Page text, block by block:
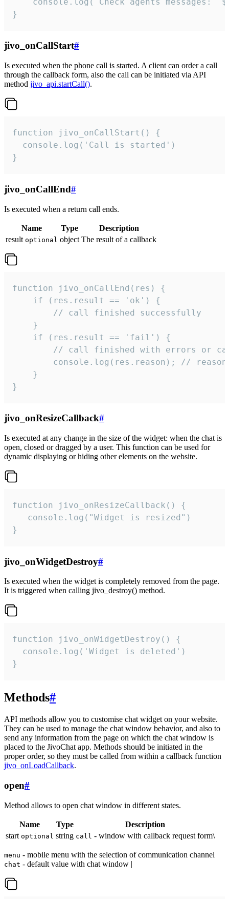
}
jivo_onCallStart#
Is executed when the phone call is started. A client can order a call
through the callback form, also the call can be initiated via API
method jivo_api.startCall().
function jivo_onCallStart() {
  console.log('Call is started')
}
jivo_onCallEnd#
Is executed when a return call ends.
Name Type
Description
result optional object The result of a callback
function jivo_onCallEnd(res) {
    if (res.result == 'ok') {
        // call finished successfully
    }
    if (res.result == 'fail') {
// call finished with errors or
console.log(res.reason); //
    }
}
jivo_onResizeCallback#
Is executed at any change in the size of the widget: when the chat is
open, closed or dragged by a user. This function can be used for
dynamic displaying or hiding other elements on the website.
function jivo_onResizeCallback() {
   console.log("Widget is resized")
}
jivo_onWidgetDestroy#
Is executed when the widget is completely removed from the page.
It is triggered when calling jivo_destroy() method.
function jivo_onWidgetDestroy() {
  console.log('Widget is deleted')
}
Methods#
API methods allow you to customise chat widget on your website.
They can be used to manage the chat window behavior, and also to
send any information from the page on which the chat window is
placed to the JivoChat app. Methods should be initiated in the
proper order, so they must be called from within a callback function
jivo_onLoadCallback.
open#
Method allows to open chat window in different states.
Name Type
Description
start optional string call - window with callback request form\
menu - mobile menu with the selection of communication channel
chat - default value with chat window |